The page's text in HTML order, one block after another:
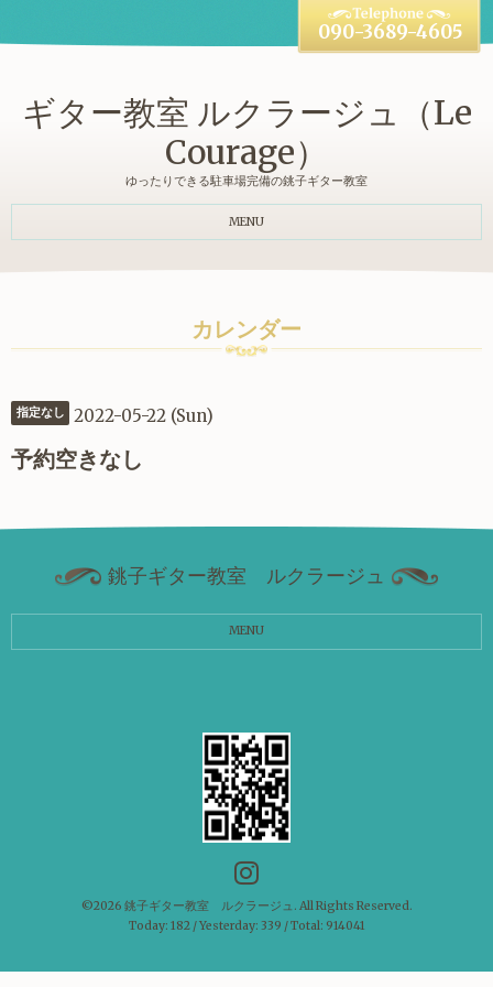
ギター教室 ルクラージュ（Le
Courage）
ゆったりできる駐車場完備の銚子ギター教室
090-3689-4605
MENU
カレンダー
指定なし 2022-05-22 (Sun)
予約空きなし
銚子ギター教室 ルクラージュ
MENU
©2026 銚子ギター教室 ルクラージュ . All Rights Reserved.
Today: 182/ Yesterday: 339 / Total: 914041